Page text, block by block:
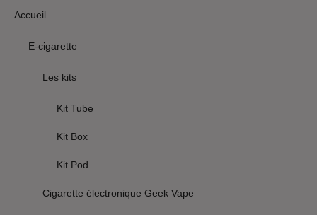
Accueil
E-cigarette
Les kits
Kit Tube
Kit Box
Kit Pod
Cigarette électronique Geek Vape